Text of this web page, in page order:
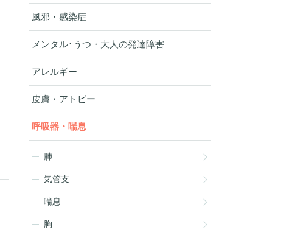
風邪・感染症
メンタル･うつ・大人の発達障害
アレルギー
皮膚・アトピー
呼吸器・喘息
肺
気管支
喘息
胸